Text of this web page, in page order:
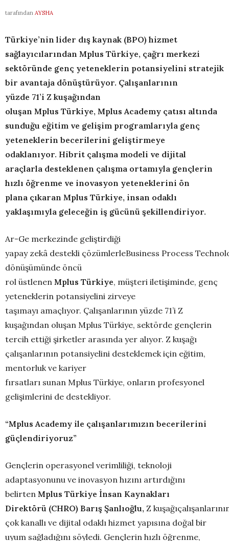
tarafından AYSHA
Türkiye’nin lider dış kaynak (BPO) hizmet
sağlayıcılarından Mplus Türkiye, çağrı merkezi
sektöründe genç yeteneklerin potansiyelini stratejik
bir avantaja dönüştürüyor. Çalışanlarının
yüzde 71’i Z kuşağından
oluşan Mplus Türkiye, Mplus Academy çatısı altında
sunduğu eğitim ve gelişim programlarıyla genç
yeteneklerin becerilerini geliştirmeye
odaklanıyor. Hibrit çalışma modeli ve dijital
araçlarla desteklenen çalışma ortamıyla gençlerin
hızlı öğrenme ve inovasyon yeteneklerini ön
plana çıkaran Mplus Türkiye, insan odaklı
yaklaşımıyla geleceğin iş gücünü şekillendiriyor.
Ar-Ge merkezinde geliştirdiği
yapay zekâ destekli çözümlerleBusiness Process
dönüşümünde öncü
rol üstlenen Mplus Türkiye, müşteri iletişiminde, genç
yeteneklerin potansiyelini zirveye
taşımayı amaçlıyor. Çalışanlarının yüzde 71’i Z
kuşağından oluşan Mplus Türkiye, sektörde gençlerin
tercih ettiği şirketler arasında yer alıyor. Z kuşağı
çalışanlarının potansiyelini desteklemek için eğitim,
mentorluk ve kariyer
fırsatları sunan Mplus Türkiye, onların profesyonel
gelişimlerini de destekliyor.
“Mplus Academy ile çalışanlarımızın becerilerini
güçlendiriyoruz”
Gençlerin operasyonel verimliliği, teknoloji
adaptasyonunu ve inovasyon hızını artırdığını
belirten Mplus Türkiye İnsan Kaynakları
Direktörü (CHRO) Barış Şanlıoğlu, Z
çok kanallı ve dijital odaklı hizmet yapısına doğal bir
uyum sağladığını söyledi. Gençlerin hızlı öğrenme,